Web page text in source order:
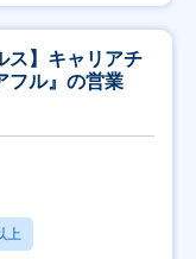
】キャリアチ
フル』の営業
上